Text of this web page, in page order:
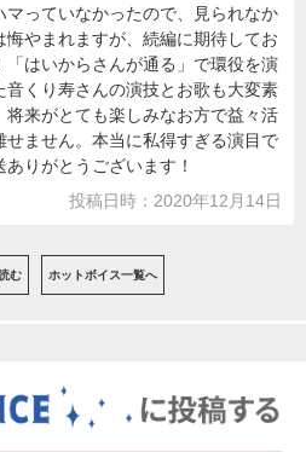
マっていなかったので、見られなか
悔やまれますが、続編に期待してお
はいからさんが通る」で環役を演
音くり寿さんの演技とお歌も大変素
将来がとても楽しみなお方で益々活
せません。本当に私得すぎる演目で
ありがとうございます！
投稿日時：2020年12月14日
む ホットボイス一覧へ